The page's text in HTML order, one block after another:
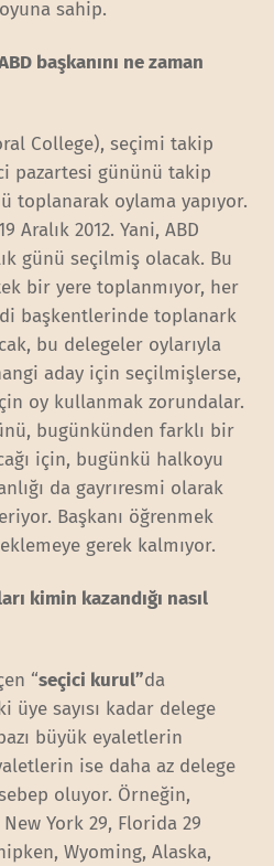
sahip.
başkanını ne zaman
College), seçimi takip
pazartesi gününü takip
toplanarak oylama yapıyor.
Aralık 2012. Yani, ABD
günü seçilmiş olacak. Bu
bir yere toplanmıyor, her
başkentlerinde toplanark
bu delegeler oylarıyla
aday için seçilmişlerse,
oy kullanmak zorundalar.
bugünkünden farklı bir
için, bugünkü halkoyu
da gayrıresmi olarak
Başkanı öğrenmek
gerek kalmıyor.
kimin kazandığı nasıl
“seçici kurul”da
üye sayısı kadar delege
büyük eyaletlerin
ise daha az delege
oluyor. Örneğin,
York 29, Florida 29
Wyoming, Alaska,